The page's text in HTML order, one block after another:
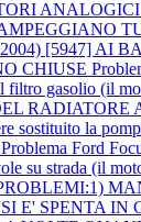
ANALOGICI
[5947] AI
CHIUSE
filtro gasolio (il
RADIATORE
sostituito la
Problema Ford
su strada (il
SI E' SPENTA